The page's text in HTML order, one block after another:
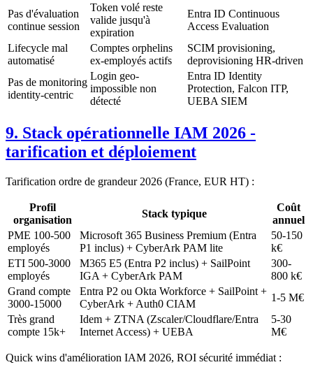
Pas d'évaluation
continue session
Token volé reste
valide jusqu'à
expiration
Entra ID Continuous
Access Evaluation
Lifecycle mal
automatisé
Comptes orphelins
ex-employés actifs
SCIM provisioning,
deprovisioning HR-driven
Pas de monitoring
identity-centric
Login geo-
impossible non
détecté
Entra ID Identity
Protection, Falcon ITP,
UEBA SIEM
9. Stack opérationnelle IAM 2026 -
tarification et déploiement
Tarification ordre de grandeur 2026 (France, EUR HT) :
Profil
organisation
Stack typique
Coût
annuel
PME 100-500
employés
Microsoft 365 Business Premium (Entra
P1 inclus) + CyberArk PAM lite
50-150
k€
ETI 500-3000
employés
M365 E5 (Entra P2 inclus) + SailPoint
IGA + CyberArk PAM
300-
800 k€
Grand compte
3000-15000
Entra P2 ou Okta Workforce + SailPoint +
CyberArk + Auth0 CIAM
1-5 M€
Très grand
compte 15k+
Idem + ZTNA (Zscaler/Cloudflare/Entra
Internet Access) + UEBA
5-30
M€
Quick wins d'amélioration IAM 2026, ROI sécurité immédiat :